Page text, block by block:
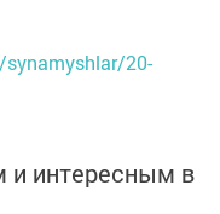
20-
интересным в